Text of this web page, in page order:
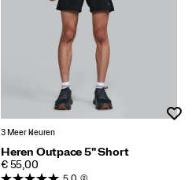
3 Meer kleuren
Heren Outpace 5" Short
PRICE
€ 55,00
5.0 (2)